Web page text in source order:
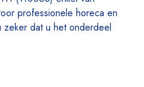
professionele horeca en
zeker dat u het onderdeel